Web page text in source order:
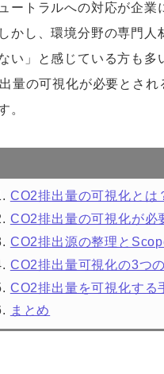
ートラルへの対応が企
かし、環境分野の専門
い」と感じている方も多
量の可視化が必要とさ
。
CO2排出量の可視化とは
CO2排出量の可視化が必
CO2排出源の整理と
CO2排出量可視化の3つ
CO2排出量を可視化する
まとめ